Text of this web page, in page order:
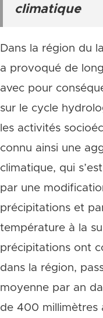
climatique
Dans la région du
a provoqué de
avec pour
sur le cycle
les activités
connu ainsi une
climatique, qui
par une
précipitations et
température à la
précipitations ont
dans la région,
moyenne par an
de 400 millimètres